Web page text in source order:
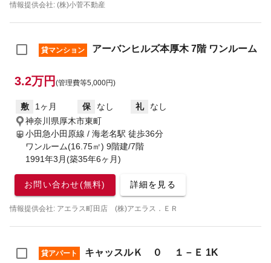
情報提供会社: (株)小菅不動産
貸マンション アーバンヒルズ本厚木 7階 ワンルーム
3.2万円 (管理費等5,000円)
敷 1ヶ月 保 なし 礼
なし
神奈川県厚木市東町
小田急小田原線 / 海老名駅 徒歩36分
ワンルーム(16.75㎡) 9階建/7階
1991年3月(築35年6ヶ月)
お問い合わせ(無料) 詳細を見る
情報提供会社: アエラス町田店 (株)アエラス．ＥＲ
貸アパート キャッスルＫ ０ １－Ｅ 1K